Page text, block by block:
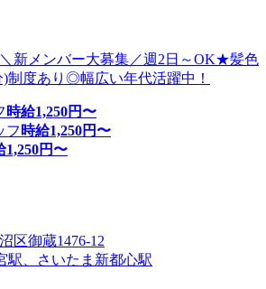
＼新メンバー大募集／週2日～OK★髪色
制度あり◎幅広い年代活躍中！
時給1,250円〜
フ 時給1,250円〜
1,250円〜
区御蔵1476-12
駅、さいたま新都心駅